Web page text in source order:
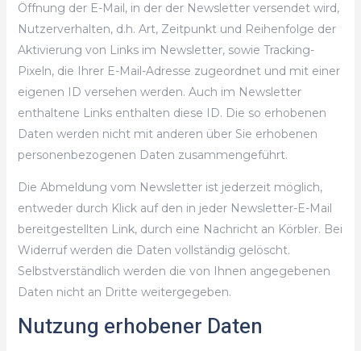
Öffnung der E-Mail, in der der Newsletter versendet wird,
Nutzerverhalten, d.h. Art, Zeitpunkt und Reihenfolge der
Aktivierung von Links im Newsletter, sowie Tracking-
Pixeln, die Ihrer E-Mail-Adresse zugeordnet und mit einer
eigenen ID versehen werden. Auch im Newsletter
enthaltene Links enthalten diese ID. Die so erhobenen
Daten werden nicht mit anderen über Sie erhobenen
personenbezogenen Daten zusammengeführt.
Die Abmeldung vom Newsletter ist jederzeit möglich,
entweder durch Klick auf den in jeder Newsletter-E-Mail
bereitgestellten Link, durch eine Nachricht an Körbler. Bei
Widerruf werden die Daten vollständig gelöscht.
Selbstverständlich werden die von Ihnen angegebenen
Daten nicht an Dritte weitergegeben.
Nutzung erhobener Daten